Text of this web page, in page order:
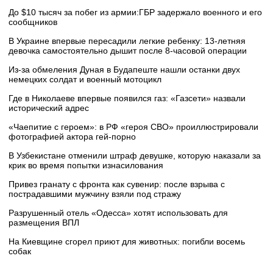
До $10 тысяч за побег из армии:ГБР задержало военного и его
сообщников
В Украине впервые пересадили легкие ребенку: 13-летняя
девочка самостоятельно дышит после 8-часовой операции
Из-за обмеления Дуная в Будапеште нашли останки двух
немецких солдат и военный мотоцикл
Где в Николаеве впервые появился газ: «Газсети» назвали
исторический адрес
«Чаепитие с героем»: в РФ «героя СВО» проиллюстрировали
фотографией актора гей-порно
В Узбекистане отменили штраф девушке, которую наказали за
крик во время попытки изнасилования
Привез гранату с фронта как сувенир: после взрыва с
пострадавшими мужчину взяли под стражу
Разрушенный отель «Одесса» хотят использовать для
размещения ВПЛ
На Киевщине сгорел приют для животных: погибли восемь
собак